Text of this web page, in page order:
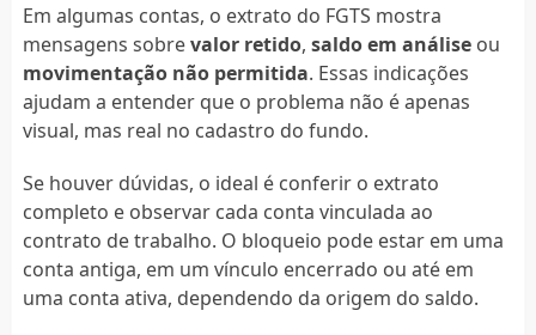
Em algumas contas, o extrato do FGTS mostra
mensagens sobrevalor retido, saldo em análiseou
movimentação não permitida. Essas indicações
ajudam a entender que o problema não é apenas
visual, mas real no cadastro do fundo.
Se houver dúvidas, o ideal é conferir o extrato
completo e observar cada conta vinculada ao
contrato de trabalho. O bloqueio pode estar em uma
conta antiga, em um vínculo encerrado ou até em
uma conta ativa, dependendo da origem do saldo.